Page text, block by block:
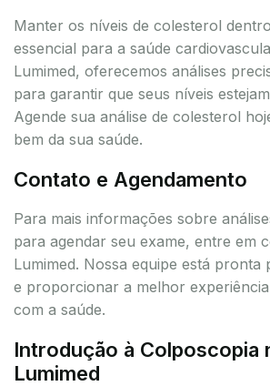
Manter os níveis de colesterol
essencial para a saúde
Lumimed, oferecemos análises
para garantir que seus níveis
Agende sua análise de colesterol
bem da sua saúde.
Contato e Agendamento
Para mais informações sobre
para agendar seu exame, entre em
Lumimed. Nossa equipe está pronta
e proporcionar a melhor
com a saúde.
Introdução à Colposcopia
Lumimed